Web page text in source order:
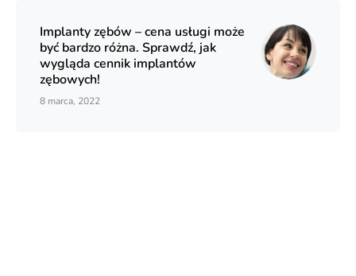
Implanty zębów – cena usługi może
być bardzo różna. Sprawdź, jak
wygląda cennik implantów
zębowych!
8 marca, 2022